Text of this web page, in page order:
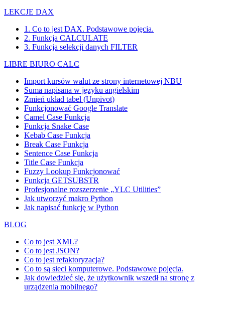
LEKCJE DAX
1. Co to jest DAX. Podstawowe pojęcia.
2. Funkcja CALCULATE
3. Funkcja selekcji danych FILTER
LIBRE BIURO CALC
Import kursów walut ze strony internetowej NBU
Suma napisana w języku angielskim
Zmień układ tabel (Unpivot)
Funkcjonować Google Translate
Camel Case Funkcja
Funkcja Snake Case
Kebab Case Funkcja
Break Case Funkcja
Sentence Case Funkcja
Title Case Funkcja
Fuzzy Lookup Funkcjonować
Funkcja GETSUBSTR
Profesjonalne rozszerzenie „YLC Utilities”
Jak utworzyć makro Python
Jak napisać funkcję w Python
BLOG
Co to jest XML?
Co to jest JSON?
Co to jest refaktoryzacja?
Co to są sieci komputerowe. Podstawowe pojęcia.
Jak dowiedzieć się, że użytkownik wszedł na stronę z
urządzenia mobilnego?